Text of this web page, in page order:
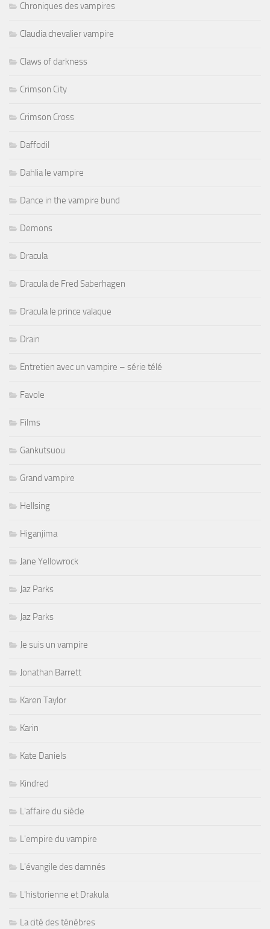
Chroniques des vampires
Claudia chevalier vampire
Claws of darkness
Crimson City
Crimson Cross
Daffodil
Dahlia le vampire
Dance in the vampire bund
Demons
Dracula
Dracula de Fred Saberhagen
Dracula le prince valaque
Drain
Entretien avec un vampire – série télé
Favole
Films
Gankutsuou
Grand vampire
Hellsing
Higanjima
Jane Yellowrock
Jaz Parks
Jaz Parks
Je suis un vampire
Jonathan Barrett
Karen Taylor
Karin
Kate Daniels
Kindred
L'affaire du siècle
L'empire du vampire
L'évangile des damnés
L'historienne et Drakula
La cité des ténèbres